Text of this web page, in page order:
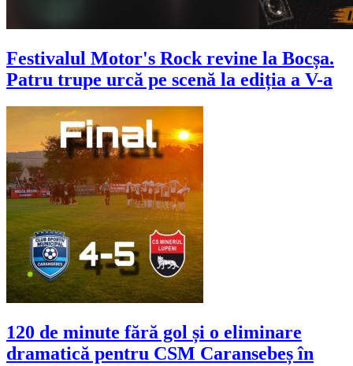
Festivalul Motor's Rock revine la Bocșa.
Patru trupe urcă pe scenă la ediția a V-a
120 de minute fără gol și o eliminare
dramatică pentru CSM Caransebeș în